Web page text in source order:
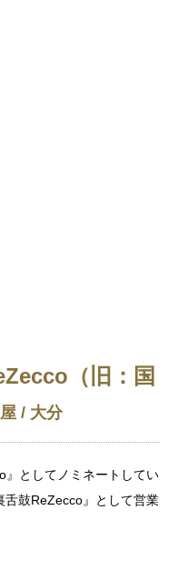
（旧：国
/ 大分
』としてノミネートしてい
舌鼓ReZecco』として営業